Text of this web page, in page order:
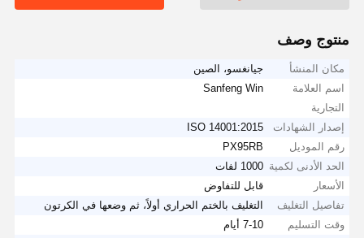
منتوج وصف
مكان المنشأ
جيانغسو، الصين
اسم العلامة
التجارية
Sanfeng Win
إصدار الشهادات
ISO 14001:2015
رقم الموديل
PX95RB
الحد الأدنى لكمية 1000 لفات
الأسعار
قابل للتفاوض
تفاصيل التغليف
التغليف بالختم الحراري أولاً، ثم وضعها في الكرتون
وقت التسليم
7-10 أيام